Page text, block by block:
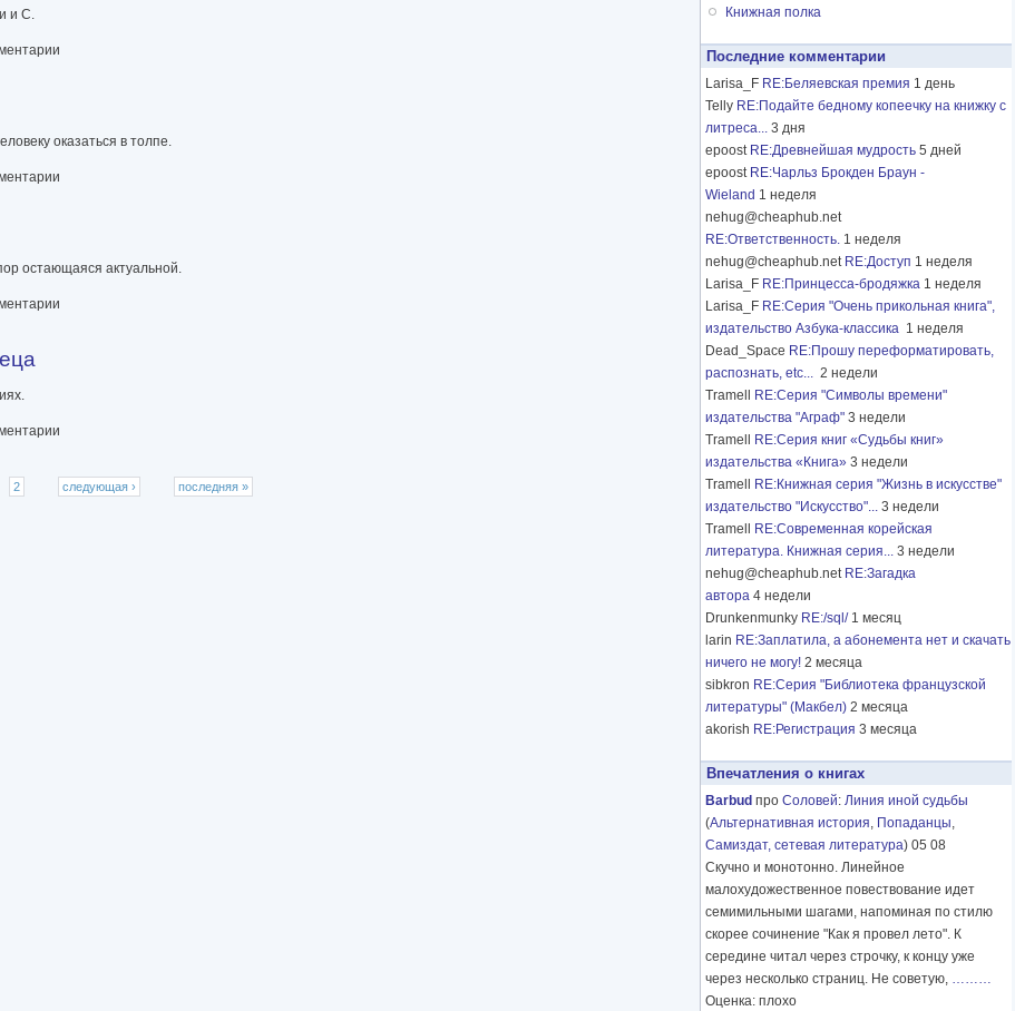
и С.
оказаться в толпе.
остающаяся актуальной.
2 следующая › последняя »
Книжная полка
Последние комментарии
Larisa_F RE:Беляевская премия 1 день
Telly RE:Подайте бедному копеечку на книжку с
литреса... 3 дня
epoost RE:Древнейшая мудрость 5 дней
epoost RE:Чарльз Брокден Браун -
Wieland 1 неделя
nehug@cheaphub.net
RE:Ответственность. 1 неделя
nehug@cheaphub.net RE:Доступ 1 неделя
Larisa_F RE:Принцесса-бродяжка 1 неделя
Larisa_F RE:Серия "Очень прикольная книга",
издательство Азбука-классика 1 неделя
Dead_Space RE:Прошу переформатировать,
распознать, etc... 2 недели
Tramell
RE:Серия "Символы времени"
издательства "Аграф" 3 недели
Tramell
RE:Серия книг «Судьбы книг»
издательства «Книга» 3 недели
Tramell
RE:Книжная серия "Жизнь в искусстве"
издательство "Искусство"... 3 недели
Tramell
RE:Современная корейская
литература. Книжная серия... 3 недели
nehug@cheaphub.net RE:Загадка
автора 4 недели
Drunkenmunky RE:/sql/ 1 месяц
larin RE:Заплатила, а абонемента нет и скачать
ничего не могу! 2 месяца
sibkron RE:Серия "Библиотека французской
литературы" (Макбел) 2 месяца
akorish RE:Регистрация 3 месяца
Впечатления о книгах
Barbud про Соловей: Линия иной судьбы
(Альтернативная история, Попаданцы,
Самиздат, сетевая литература) 05 08
Скучно и монотонно. Линейное
малохудожественное повествование идет
семимильными шагами, напоминая по стилю
скорее сочинение "Как я провел лето". К
середине читал через строчку, к концу уже
через несколько страниц. Не советую, ………
Оценка: плохо